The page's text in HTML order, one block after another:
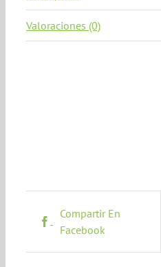
Valoraciones (0)
Compartir En
Facebook